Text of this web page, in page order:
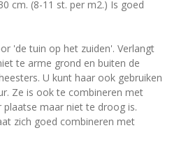
cm. (8-11 st. per m2.) Is goed
'de tuin op het zuiden'. Verlangt
te arme grond en buiten de
U kunt haar ook gebruiken
Ze is ook te combineren met
maar niet te droog is.
zich goed combineren met